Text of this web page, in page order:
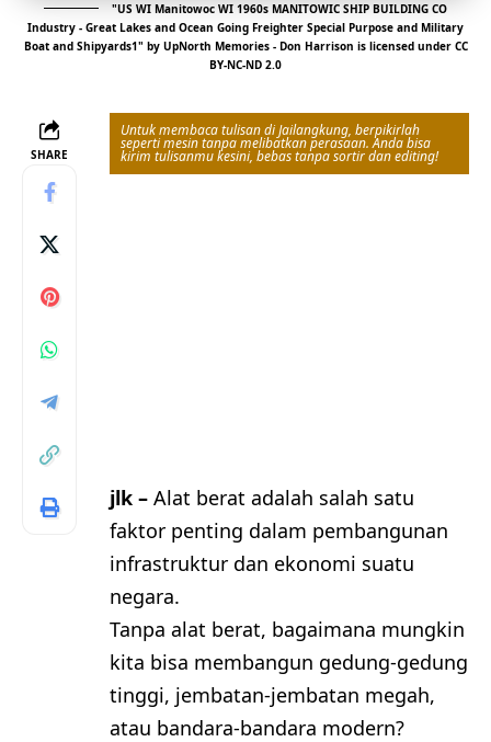
"US WI Manitowoc WI 1960s MANITOWIC SHIP BUILDING CO
Industry - Great Lakes and Ocean Going Freighter Special Purpose and Military
Boat and Shipyards1" by UpNorth Memories - Don Harrison is licensed under CC
BY-NC-ND 2.0
SHARE
Untuk membaca tulisan di Jailangkung, berpikirlah
seperti mesin tanpa melibatkan perasaan. Anda bisa
kirim tulisanmu kesini, bebas tanpa sortir dan editing!
jlk – Alat berat adalah salah satu
faktor penting dalam pembangunan
infrastruktur dan ekonomi suatu
negara.
Tanpa alat berat, bagaimana mungkin
kita bisa membangun gedung-gedung
tinggi, jembatan-jembatan megah,
atau bandara-bandara modern?